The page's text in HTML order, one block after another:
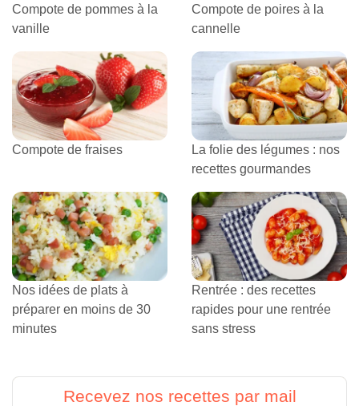
Compote de pommes à la
vanille
Compote de poires à la
cannelle
Compote de fraises
La folie des légumes : nos
recettes gourmandes
Nos idées de plats à
préparer en moins de 30
minutes
Rentrée : des recettes
rapides pour une rentrée
sans stress
Recevez nos recettes par mail